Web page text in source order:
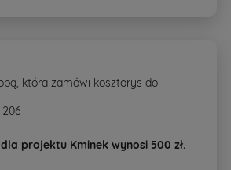
która zamówi kosztorys do
projektu Kminek wynosi 500 zł.